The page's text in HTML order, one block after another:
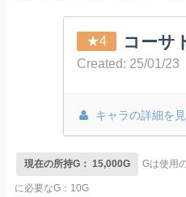
★4 コーサ
Created: 25/01/23
キャラの詳細を
現在の所持G： 15,000G Gは使用
に必要なG：10G